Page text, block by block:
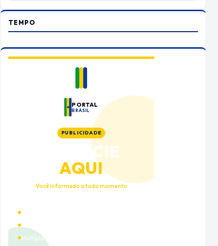
TEMPO
PORTAL
BRASIL
PUBLICIDADE
ANUNCIE
AQUI
Você informado a todo momento
Cobertura nacional
Múltiplas categorias